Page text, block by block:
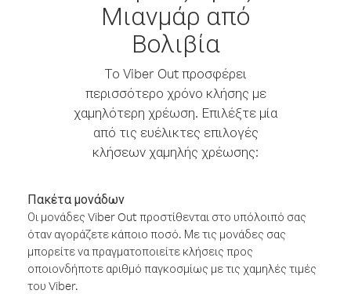
Μιανμάρ από
Βολιβία
Το Viber Out προσφέρει
περισσότερο χρόνο κλήσης με
χαμηλότερη χρέωση. Επιλέξτε μία
από τις ευέλικτες επιλογές
κλήσεων χαμηλής χρέωσης:
Πακέτα μονάδων
Οι μονάδες Viber Out προστίθενται στο υπόλοιπό σας
όταν αγοράζετε κάποιο ποσό. Με τις μονάδες σας
μπορείτε να πραγματοποιείτε κλήσεις προς
οποιονδήποτε αριθμό παγκοσμίως με τις χαμηλές τιμές
του Viber.